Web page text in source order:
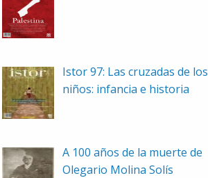
Istor 97: Las cruzadas de los
niños: infancia e historia
A 100 años de la muerte de
Olegario Molina Solís